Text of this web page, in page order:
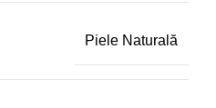
Piele Naturală